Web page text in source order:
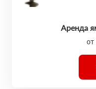
Аренда
от